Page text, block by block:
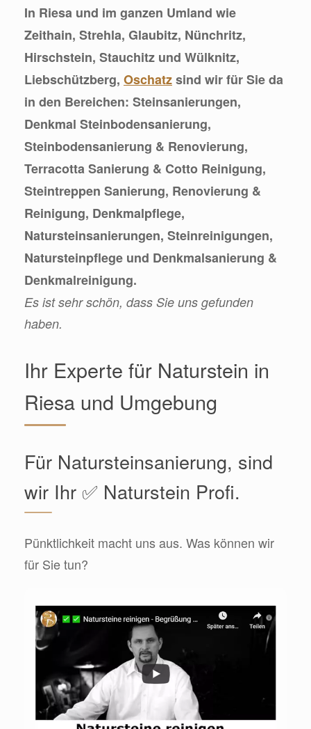
In Riesa und im ganzen Umland wie
Zeithain, Strehla, Glaubitz, Nünchritz,
Hirschstein, Stauchitz und Wülknitz,
Liebschützberg, Oschatzsind wir für Sie da
in den Bereichen: Steinsanierungen,
Denkmal Steinbodensanierung,
Steinbodensanierung & Renovierung,
Terracotta Sanierung & Cotto Reinigung,
Steintreppen Sanierung, Renovierung &
Reinigung, Denkmalpflege,
Natursteinsanierungen, Steinreinigungen,
Natursteinpflege und Denkmalsanierung &
Denkmalreinigung.
Es ist sehr schön, dass Sie uns gefunden
haben.
Ihr Experte für Naturstein in
Riesa und Umgebung
Für Natursteinsanierung, sind
wir Ihr ✅ Naturstein Profi.
Pünktlichkeit macht uns aus. Was können wir
für Sie tun?